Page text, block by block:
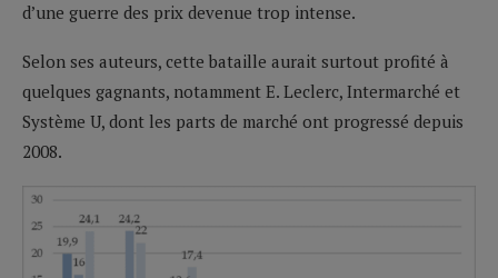
d’une guerre des prix devenue trop intense.
Selon ses auteurs, cette bataille aurait surtout profité à
quelques gagnants, notamment E. Leclerc, Intermarché et
Système U, dont les parts de marché ont progressé depuis
2008.